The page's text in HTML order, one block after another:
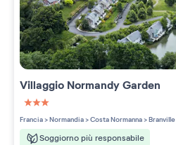
Villaggio Normandy Garden
3 étoiles sur 5
Francia>Normandia>Costa Normanna>Branville
Soggiorno più responsabile